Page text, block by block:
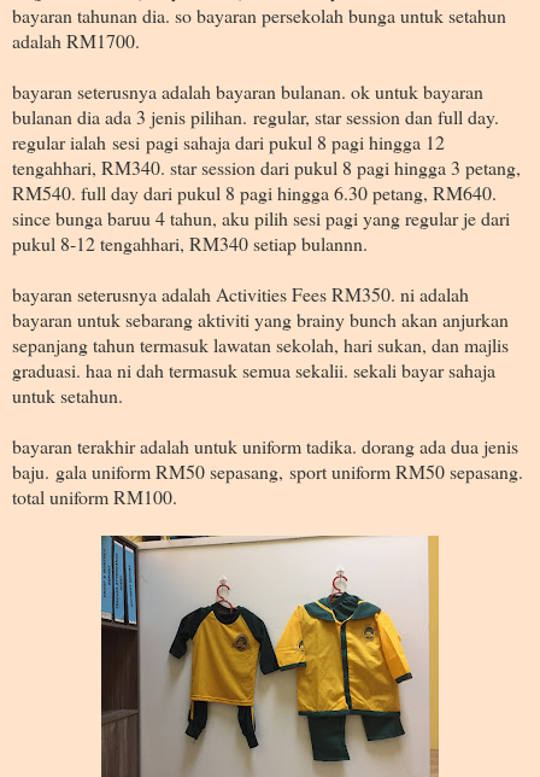
bayaran tahunan dia. so bayaran persekolah bunga untuk setahun
adalah RM1700.
bayaran seterusnya adalah bayaran bulanan. ok untuk bayaran
bulanan dia ada 3 jenis pilihan. regular, star session dan full day.
regular ialah sesi pagi sahaja dari pukul 8 pagi hingga 12
tengahhari, RM340. star session dari pukul 8 pagi hingga 3 petang,
RM540. full day dari pukul 8 pagi hingga 6.30 petang, RM640.
since bunga baruu 4 tahun, aku pilih sesi pagi yang regular je dari
pukul 8-12 tengahhari, RM340 setiap bulannn.
bayaran seterusnya adalah Activities Fees RM350. ni adalah
bayaran untuk sebarang aktiviti yang brainy bunch akan anjurkan
sepanjang tahun termasuk lawatan sekolah, hari sukan, dan majlis
graduasi. haa ni dah termasuk semua sekalii. sekali bayar sahaja
untuk setahun.
bayaran terakhir adalah untuk uniform tadika. dorang ada dua jenis
baju. gala uniform RM50 sepasang, sport uniform RM50 sepasang.
total uniform RM100.